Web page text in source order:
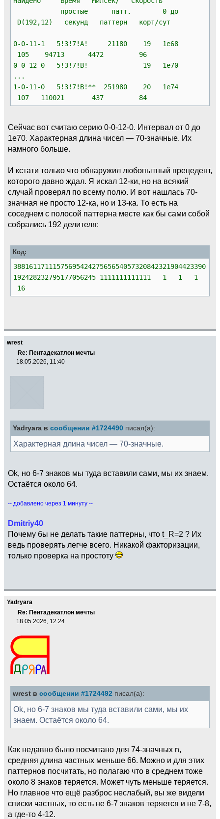
простые патт. 0 до
D(192,12) секунд паттерн корт/сут
0-0-11-1 5!3!7!A! 21180 19 1e68
105 94713 4472 96
0-0-12-0 5!3!7!B! 19 1e70
...
1-0-11-0 5!3!7!B!** 251980 20 1e74
107 110021 437 84
Сейчас вот считаю серию 0-0-12-0. Интервал от 0 до
1e70. Характерная длина чисел — 70-значные. Их
намного больше.
И кстати только что обнаружил любопытный прецедент,
которого давно ждал. Я искал 12-ки, но на всякий
случай проверял по всему полю. И вот нашлась 70-
значная не просто 12-ка, но и 13-ка. То есть на
соседнем с полосой паттерна месте как бы сами собой
собрались 192 делителя:
Код:
3881611711157569542427565654057320842321904423390
192428232795177056245 1111111111111 1 1 1
16
wrest
Re: Пентадекатлон мечты
18.05.2026, 11:40
Yadryara в сообщении #1724490 писал(а):
Характерная длина чисел — 70-значные.
Ok, но 6-7 знаков мы туда вставили сами, мы их знаем.
Остаётся около 64.
-- добавлено через 1 минуту --
Dmitriy40
Почему бы не делать такие паттерны, что t_R=2 ? Их
ведь проверять легче всего. Никакой факторизации,
только проверка на простоту
Yadryara
Re: Пентадекатлон мечты
18.05.2026, 12:24
wrest в сообщении #1724492 писал(а):
Ok, но 6-7 знаков мы туда вставили сами, мы их
знаем. Остаётся около 64.
Как недавно было посчитано для 74-значных n,
средняя длина частных меньше 66. Можно и для этих
паттернов посчитать, но полагаю что в среднем тоже
около 8 знаков теряется. Может чуть меньше теряется.
Но главное что ещё разброс неслабый, вы же видели
списки частных, то есть не 6-7 знаков теряется и не 7-8,
а где-то 4-12.